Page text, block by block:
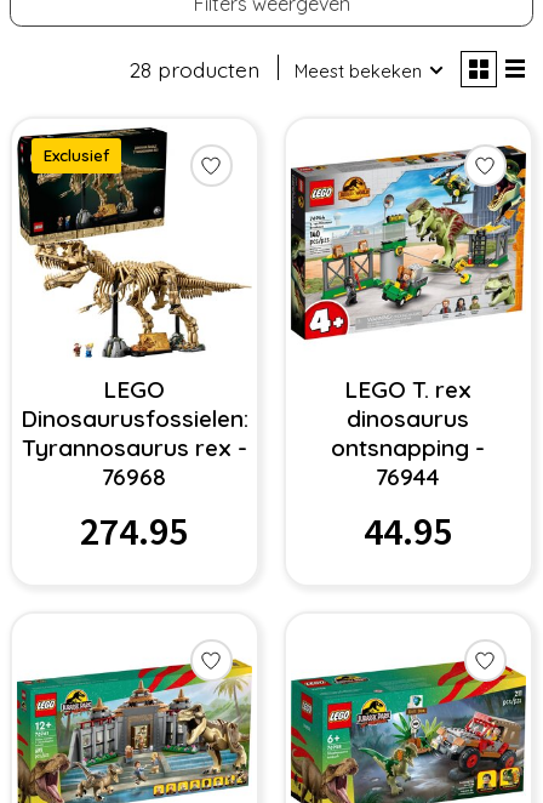
28 producten Meest bekeken
Exclusief
LEGO
Dinosaurusfossielen:
Tyrannosaurus rex -
76968
274.95
LEGO T. rex
dinosaurus
ontsnapping -
76944
44.95